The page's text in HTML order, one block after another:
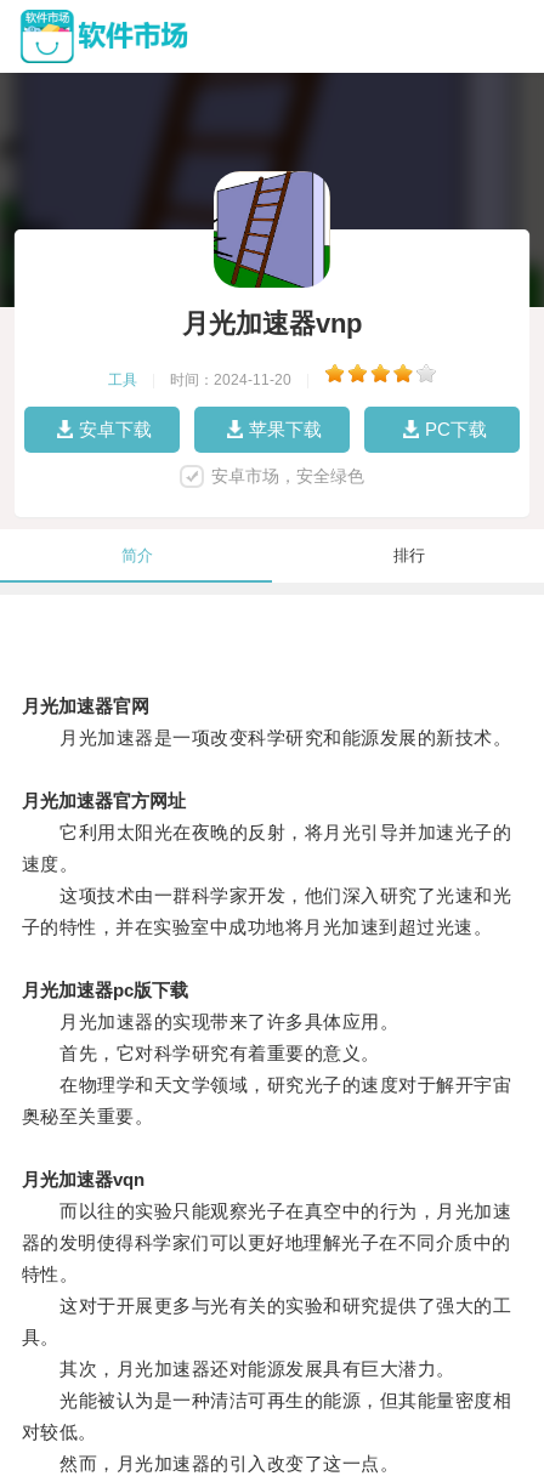
月光加速器vnp
工具 时间：2024-11-20
安卓下载 苹果下载 PC下载
安卓市场，安全绿色
简介 排行
月光加速器官网
月光加速器是一项改变科学研究和能源发展的新技术。
月光加速器官方网址
它利用太阳光在夜晚的反射，将月光引导并加速光子的
速度。
这项技术由一群科学家开发，他们深入研究了光速和光
子的特性，并在实验室中成功地将月光加速到超过光速。
月光加速器pc版下载
月光加速器的实现带来了许多具体应用。
首先，它对科学研究有着重要的意义。
在物理学和天文学领域，研究光子的速度对于解开宇宙
奥秘至关重要。
月光加速器vqn
而以往的实验只能观察光子在真空中的行为，月光加速
器的发明使得科学家们可以更好地理解光子在不同介质中的
特性。
这对于开展更多与光有关的实验和研究提供了强大的工
具。
其次，月光加速器还对能源发展具有巨大潜力。
光能被认为是一种清洁可再生的能源，但其能量密度相
对较低。
然而，月光加速器的引入改变了这一点。